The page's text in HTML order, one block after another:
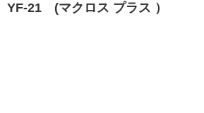
YF-21 (マクロス プラス ）